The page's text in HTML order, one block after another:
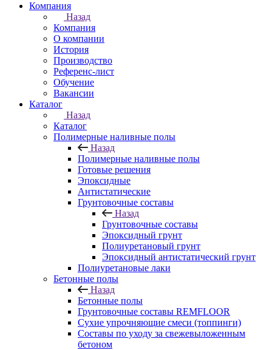
Компания
Назад
Компания
О компании
История
Производство
Референс-лист
Обучение
Вакансии
Каталог
Назад
Каталог
Полимерные наливные полы
Назад
Полимерные наливные полы
Готовые решения
Эпоксидные
Антистатические
Грунтовочные составы
Назад
Грунтовочные составы
Эпоксидный грунт
Полиуретановый грунт
Эпоксидный антистатический грунт
Полиуретановые лаки
Бетонные полы
Назад
Бетонные полы
Грунтовочные составы REMFLOOR
Сухие упрочняющие смеси (топпинги)
Составы по уходу за свежевыложенным
бетоном